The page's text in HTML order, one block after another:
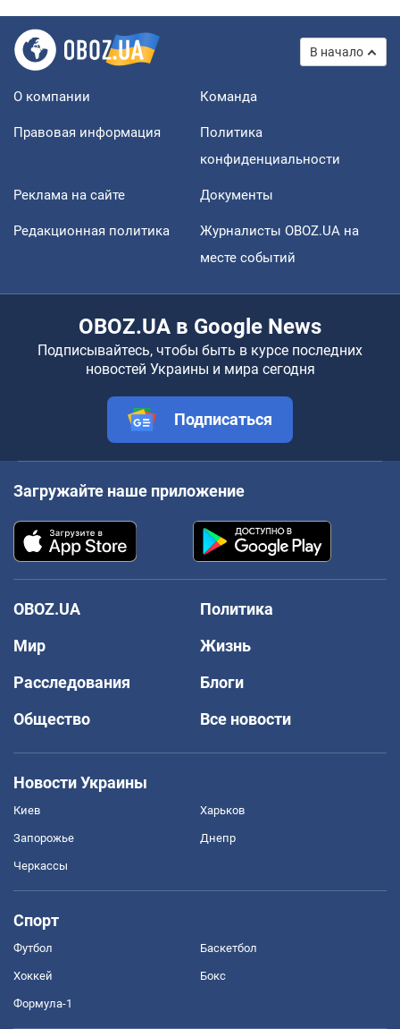
В начало
О компании Команда
Правовая информация
Политика
конфиденциальности
Реклама на сайте Документы
Редакционная политика
Журналисты OBOZ.UA на
месте событий
OBOZ.UA в Google News
Подписывайтесь, чтобы быть в курсе последних
новостей Украины и мира сегодня
Подписаться
Загружайте наше приложение
OBOZ.UA
Политика
Мир
Жизнь
Расследования
Блоги
Общество
Все новости
Новости Украины
Киев Харьков
Запорожье Днепр
Черкассы
Спорт
Футбол Баскетбол
Хоккей Бокс
Формула-1